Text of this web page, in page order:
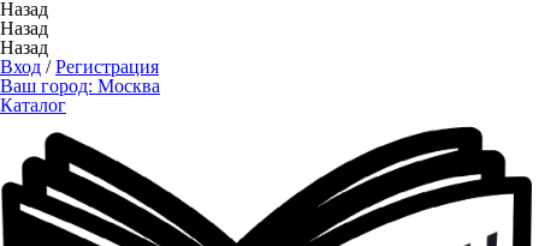
Назад
Назад
Назад
Вход /Регистрация
Ваш город: Москва
Каталог